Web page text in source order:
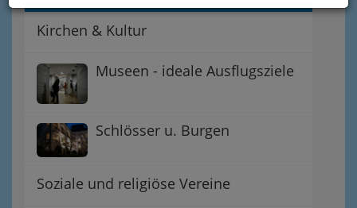
Kirchen & Kultur
Museen - ideale Ausflugsziele
Schlösser u. Burgen
Soziale und religiöse Vereine